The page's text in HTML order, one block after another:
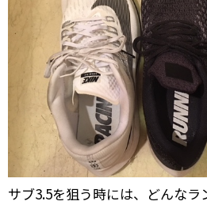
サブ3.5を狙う時には、どんな